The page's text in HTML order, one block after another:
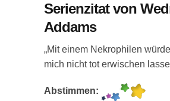
Serienzitat von
Addams
„Mit einem Nekrophilen
mich nicht tot erwischen
Abstimmen: